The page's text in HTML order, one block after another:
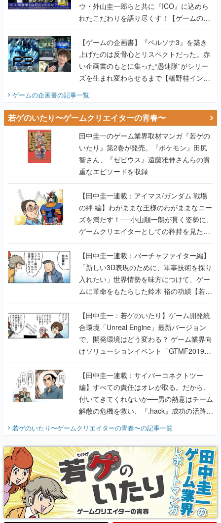
ウ・外山圭一郎らと共に『ICO』に込めら
れたこだわりを語り尽くす！【ゲームの企
画書】
【ゲームの企画書】『ペルソナ3』を築き
上げたのは反骨心とリスペクトだった。赤
い企画書のもとに集った“愚連隊”がシリー
ズを生まれ変わらせるまで【橋野桂インタ
ゲームの企画書の記事一覧
若ゲのいたり〜ゲームクリエイターの青春〜
田中圭一のゲーム業界取材マンガ『若ゲの
いたり』第2巻が発売。『ポケモン』田尻
智さん、『ゼビウス』遠藤雅伸さんらの貴
重なエピソードを収録
【田中圭一連載：アイマス/ガンダム 戦場
の絆 編】わがままな王様のわがままなニー
ズを満たす！──小山順一朗が貫く姿勢に、
ゲームクリエイターとしての矜持を見た
【若ゲのいたり最終回】
【田中圭一連載：バーチャファイター編】
「新しい3D表現のために、軍事技術を採り
入れたい」世界情勢を味方につけて、ゲー
ムに革命をもたらした鈴木 裕の功績【若ゲ
のいたり】
【田中圭一：若ゲのいたり】ゲーム開発統
合環境「Unreal Engine」最新バージョン
で、開発環境はどう変わる？ ゲーム業界向
けソリューションイベント「GTMF2019」
に行って、より理解を深めよう【PR】
【田中圭一連載：サイバーコネクトツー
編】すべての責任はオレが取る。だから、
付いてきてくれないか──男の熱意はチーム
解散の危機を救い、『.hack』成功の活路を
『少年ジャンプ』色だった【若ゲのいた
り】
若ゲのいたり〜ゲームクリエイターの青春〜の記事一覧